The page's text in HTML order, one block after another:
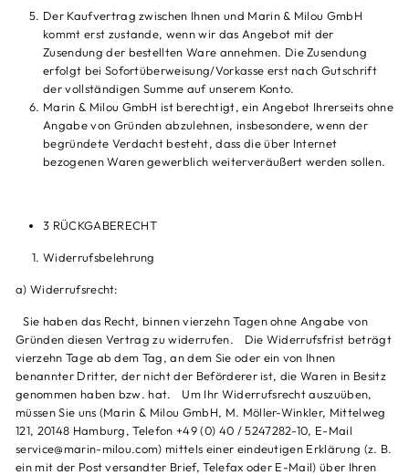
Der Kaufvertrag zwischen Ihnen und Marin & Milou GmbH
kommt erst zustande, wenn wir das Angebot mit der
Zusendung der bestellten Ware annehmen. Die Zusendung
erfolgt bei Sofortüberweisung/Vorkasse erst nach Gutschrift
der vollständigen Summe auf unserem Konto.
Marin & Milou GmbH ist berechtigt, ein Angebot Ihrerseits ohne
Angabe von Gründen abzulehnen, insbesondere, wenn der
begründete Verdacht besteht, dass die über Internet
bezogenen Waren gewerblich weiterveräußert werden sollen.
3 RÜCKGABERECHT
Widerrufsbelehrung
a) Widerrufsrecht:
Sie haben das Recht, binnen vierzehn Tagen ohne Angabe von
Gründen diesen Vertrag zu widerrufen. Die Widerrufsfrist beträgt
vierzehn Tage ab dem Tag, an dem Sie oder ein von Ihnen
benannter Dritter, der nicht der Beförderer ist, die Waren in Besitz
genommen haben bzw. hat. Um Ihr Widerrufsrecht auszuüben,
müssen Sie uns (Marin & Milou GmbH, M. Möller-Winkler, Mittelweg
121, 20148 Hamburg, Telefon+49 (0) 40 / 5247282-10, E-Mail
service@marin-milou.com) mittels einer eindeutigen Erklärung (z. B.
ein mit der Post versandter Brief, Telefax oder E-Mail) über Ihren